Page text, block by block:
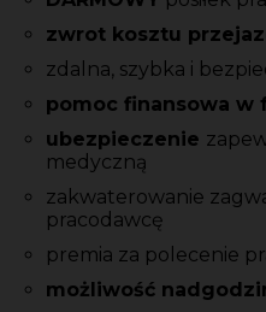
zwrot kosztu
zdalna, szybka i
pomoc finansowa w
ubezpieczenie
medyczną
zakwaterowanie
pracodawcę
premia za polecenie
możliwość